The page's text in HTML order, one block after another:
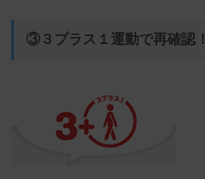
③３プラス１運動で再確認！